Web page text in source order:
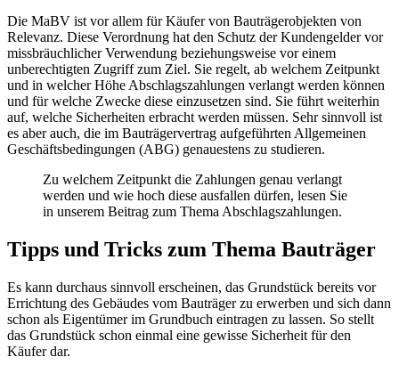
Die MaBV ist vor allem für Käufer von Bauträgerobjekten von
Relevanz. Diese Verordnung hat den Schutz der Kundengelder vor
missbräuchlicher Verwendung beziehungsweise vor einem
unberechtigten Zugriff zum Ziel. Sie regelt, ab welchem Zeitpunkt
und in welcher Höhe Abschlagszahlungen verlangt werden können
und für welche Zwecke diese einzusetzen sind. Sie führt weiterhin
auf, welche Sicherheiten erbracht werden müssen. Sehr sinnvoll ist
es aber auch, die im Bauträgervertrag aufgeführten Allgemeinen
Geschäftsbedingungen (ABG) genauestens zu studieren.
Zu welchem Zeitpunkt die Zahlungen genau verlangt
werden und wie hoch diese ausfallen dürfen, lesen Sie
in unserem Beitrag zum Thema Abschlagszahlungen.
Tipps und Tricks zum Thema Bauträger
Es kann durchaus sinnvoll erscheinen, das Grundstück bereits vor
Errichtung des Gebäudes vom Bauträger zu erwerben und sich dann
schon als Eigentümer im Grundbuch eintragen zu lassen. So stellt
das Grundstück schon einmal eine gewisse Sicherheit für den
Käufer dar.